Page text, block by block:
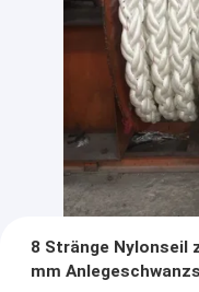
8 Stränge Nylonseil
mm